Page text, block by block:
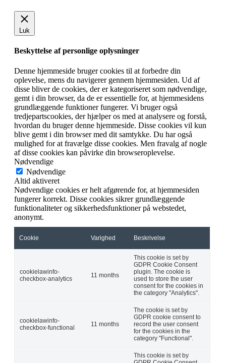
Luk
Beskyttelse af personlige oplysninger
Denne hjemmeside bruger cookies til at forbedre din
oplevelse, mens du navigerer gennem hjemmesiden. Ud af
disse bliver de cookies, der er kategoriseret som nødvendige,
gemt i din browser, da de er essentielle for, at hjemmesidens
grundlæggende funktioner fungerer. Vi bruger også
tredjepartscookies, der hjælper os med at analysere og forstå,
hvordan du bruger denne hjemmeside. Disse cookies vil kun
blive gemt i din browser med dit samtykke. Du har også
mulighed for at fravælge disse cookies. Men fravalg af nogle
af disse cookies kan påvirke din browseroplevelse.
Nødvendige
Nødvendige
Altid aktiveret
Nødvendige cookies er helt afgørende for, at hjemmesiden
fungerer korrekt. Disse cookies sikrer grundlæggende
funktionaliteter og sikkerhedsfunktioner på webstedet,
anonymt.
Cookie Varighed Beskrivelse
cookielawinfo-
checkbox-analytics
11 months
This cookie is set by
GDPR Cookie Consent
plugin. The cookie is
used to store the user
consent for the cookies in
the category "Analytics".
cookielawinfo-
checkbox-functional
11 months
The cookie is set by
GDPR cookie consent to
record the user consent
for the cookies in the
category "Functional".
This cookie is set by